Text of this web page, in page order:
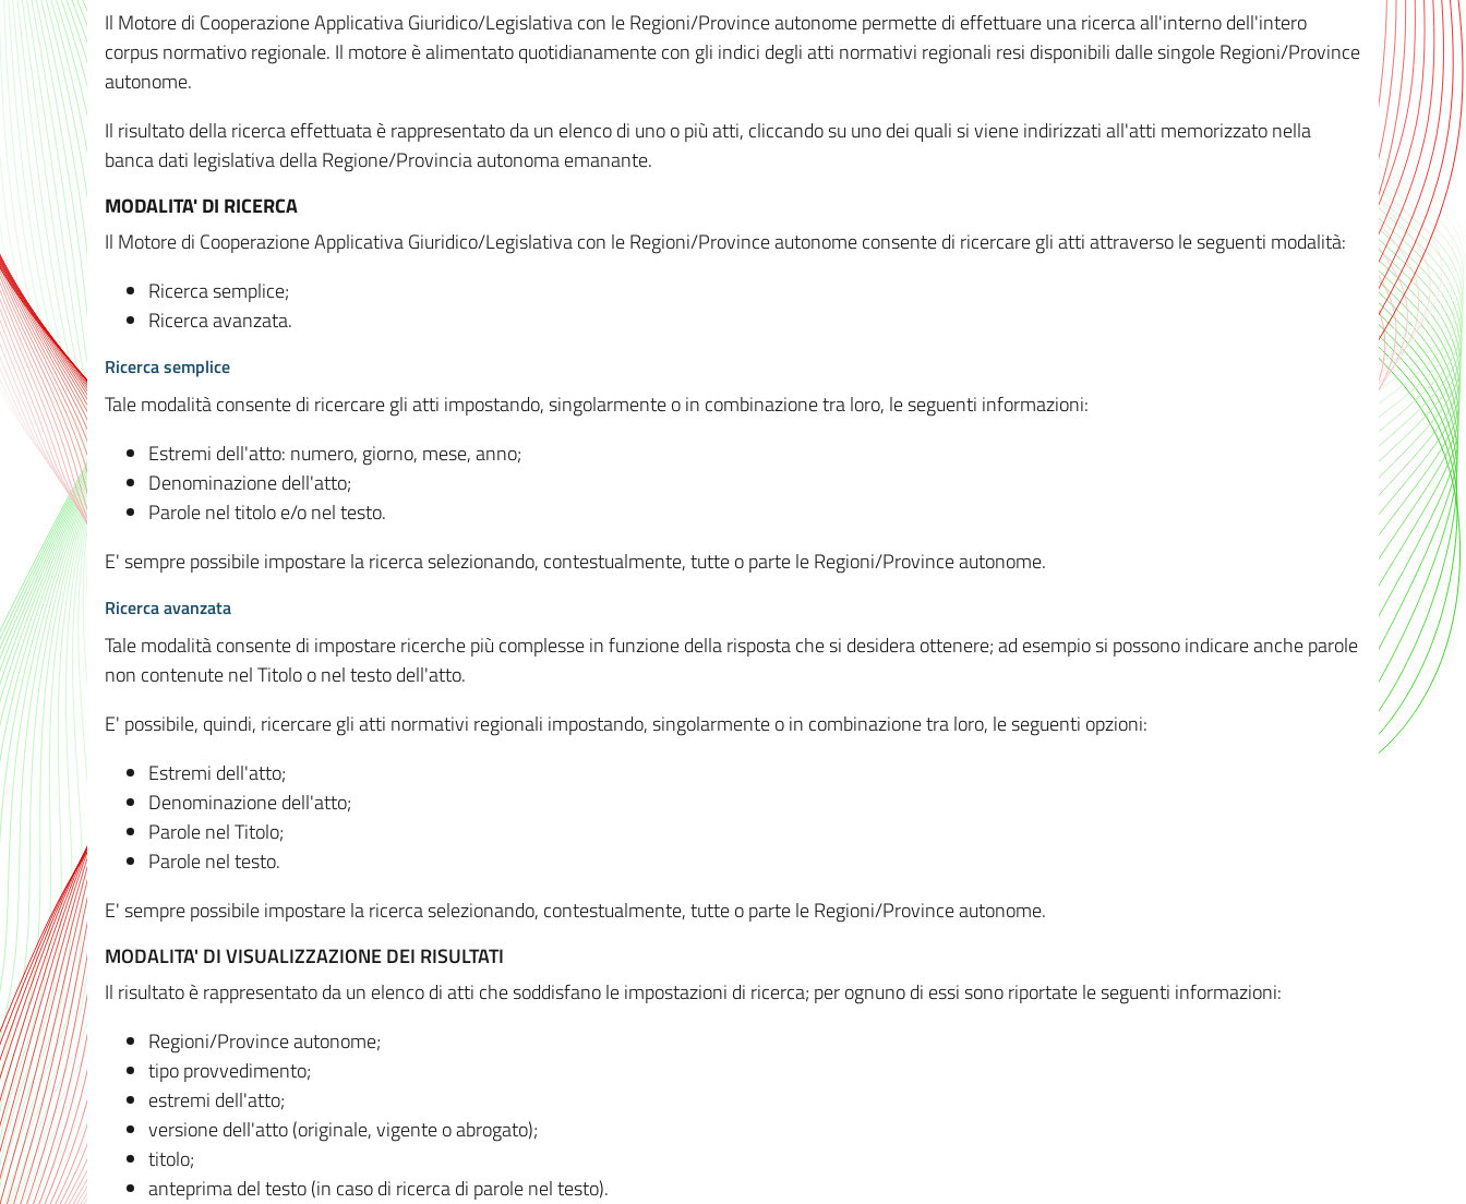
Il Motore di Cooperazione Applicativa Giuridico/Legislativa con le Regioni/Province autonome permette di effettuare una ricerca all'interno dell'intero
corpus normativo regionale. Il motore è alimentato quotidianamente con gli indici degli atti normativi regionali resi disponibili dalle singole Regioni/Province
autonome.
Il risultato della ricerca effettuata è rappresentato da un elenco di uno o più atti, cliccando su uno dei quali si viene indirizzati all'atti memorizzato nella
banca dati legislativa della Regione/Provincia autonoma emanante.
MODALITA' DI RICERCA
Il Motore di Cooperazione Applicativa Giuridico/Legislativa con le Regioni/Province autonome consente di ricercare gli atti attraverso le seguenti modalità:
Ricerca semplice;
Ricerca avanzata.
Ricerca semplice
Tale modalità consente di ricercare gli atti impostando, singolarmente o in combinazione tra loro, le seguenti informazioni:
Estremi dell'atto: numero, giorno, mese, anno;
Denominazione dell'atto;
Parole nel titolo e/o nel testo.
E' sempre possibile impostare la ricerca selezionando, contestualmente, tutte o parte le Regioni/Province autonome.
Ricerca avanzata
Tale modalità consente di impostare ricerche più complesse in funzione della risposta che si desidera ottenere; ad esempio si possono indicare anche parole
non contenute nel Titolo o nel testo dell'atto.
E' possibile, quindi, ricercare gli atti normativi regionali impostando, singolarmente o in combinazione tra loro, le seguenti opzioni:
Estremi dell'atto;
Denominazione dell'atto;
Parole nel Titolo;
Parole nel testo.
E' sempre possibile impostare la ricerca selezionando, contestualmente, tutte o parte le Regioni/Province autonome.
MODALITA' DI VISUALIZZAZIONE DEI RISULTATI
Il risultato è rappresentato da un elenco di atti che soddisfano le impostazioni di ricerca; per ognuno di essi sono riportate le seguenti informazioni:
Regioni/Province autonome;
tipo provvedimento;
estremi dell'atto;
versione dell'atto (originale, vigente o abrogato);
titolo;
anteprima del testo (in caso di ricerca di parole nel testo).